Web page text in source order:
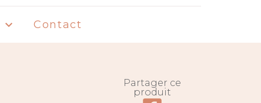
 Contact
Partager ce
produit